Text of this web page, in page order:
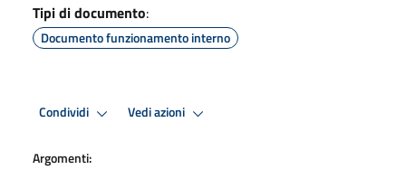
Tipi di documento:
Documento funzionamento interno
Condividi Vedi azioni
Argomenti: